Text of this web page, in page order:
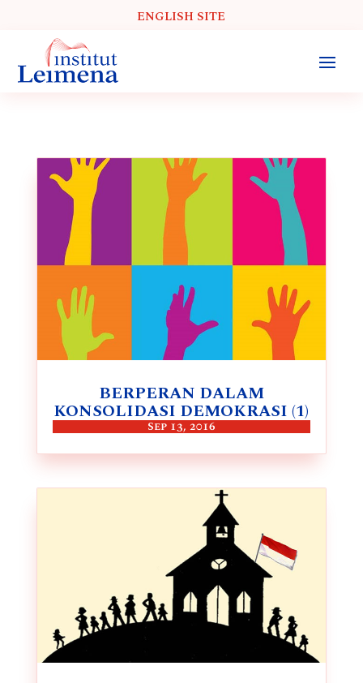
ENGLISH SITE
BERPERAN DALAM
KONSOLIDASI DEMOKRASI (1)
Sep 13, 2016